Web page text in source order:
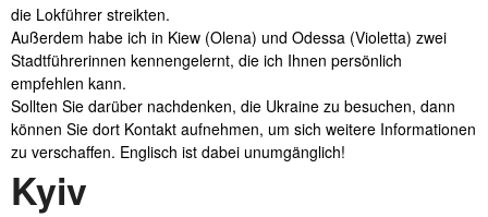
die Lokführer streikten.
Außerdem habe ich in Kiew (Olena) und Odessa (Violetta) zwei
Stadtführerinnen kennengelernt, die ich Ihnen persönlich
empfehlen kann.
Sollten Sie darüber nachdenken, die Ukraine zu besuchen, dann
können Sie dort Kontakt aufnehmen, um sich weitere Informationen
zu verschaffen. Englisch ist dabei unumgänglich!
Kyiv